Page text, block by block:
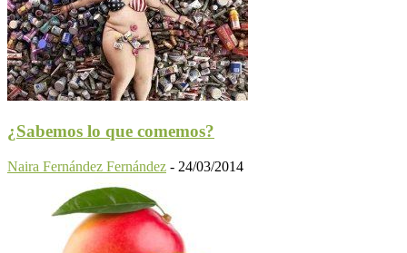
¿Sabemos lo que comemos?
Naira Fernández Fernández - 24/03/2014